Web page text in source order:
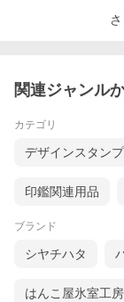
関連ジャンル
カテゴリ
デザインスタンプ
印鑑関連用品
ブランド
シヤチハタ
はんこ屋氷室工房